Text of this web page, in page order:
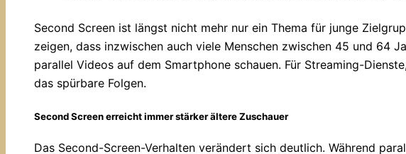
Second Screen ist längst nicht mehr nur ein Thema für junge
zeigen, dass inzwischen auch viele Menschen zwischen 45 und 64
parallel Videos auf dem Smartphone schauen. Für Streaming-
das spürbare Folgen.
Second Screen erreicht immer stärker ältere Zuschauer
Das Second-Screen-Verhalten verändert sich deutlich. Während